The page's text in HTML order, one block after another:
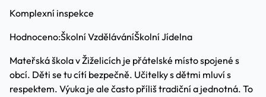
Komplexní inspekce
Hodnoceno:Školní VzděláváníŠkolní Jídelna
Mateřská škola v Žiželicích je přátelské místo spojené s
obcí. Děti se tu cítí bezpečně. Učitelky s dětmi mluví s
respektem. Výuka je ale často příliš tradiční a jednotná. To